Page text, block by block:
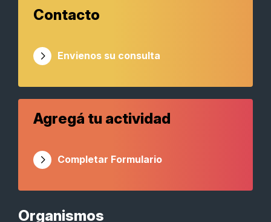
Organismos
Contacto
Envienos su consulta
Agregá tu actividad
Completar Formulario